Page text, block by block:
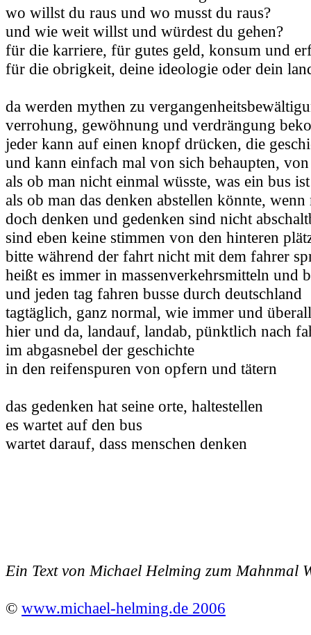
wo willst du raus und wo musst du raus?
und wie weit willst und würdest du gehen?
für die karriere, für gutes geld, konsum und
für die obrigkeit, deine ideologie oder dein
da werden mythen zu
verrohung, gewöhnung und verdrängung
jeder kann auf einen knopf drücken, die
und kann einfach mal von sich behaupten,
als ob man nicht einmal wüsste, was ein bus ist
als ob man das denken abstellen könnte,
doch denken und gedenken sind nicht
sind eben keine stimmen von den hinteren
bitte während der fahrt nicht mit dem fahrer
heißt es immer in massenverkehrsmitteln und
und jeden tag fahren busse durch deutschland
tagtäglich, ganz normal, wie immer und überall
hier und da, landauf, landab, pünktlich nach
im abgasnebel der geschichte
in den reifenspuren von opfern und tätern
das gedenken hat seine orte, haltestellen
es wartet auf den bus
wartet darauf, dass menschen denken
Ein Text von Michael Helming zum Mahnmal
© www.michael-helming.de 2006